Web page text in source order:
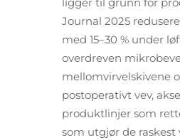
Journal 2025
med 15–30 % under
overdreven
mellomvirvelskivene
postoperativt vev,
produktlinjer som
som utgjør de